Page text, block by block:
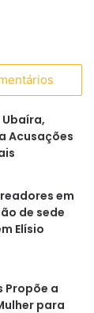
Acusações
em
de sede
Elísio
Propõe a
para